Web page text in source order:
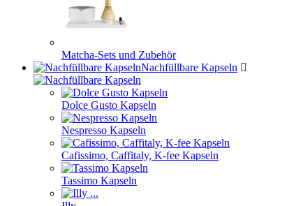
Matcha-Sets und Zubehör
Nachfüllbare Kapseln
Dolce Gusto Kapseln
Nespresso Kapseln
Cafissimo, Caffitaly, K-fee Kapseln
Tassimo Kapseln